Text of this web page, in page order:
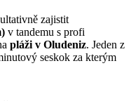
zajistit
v tandemu s profi
pláži v Oludeniz. Jeden z
seskok za kterým